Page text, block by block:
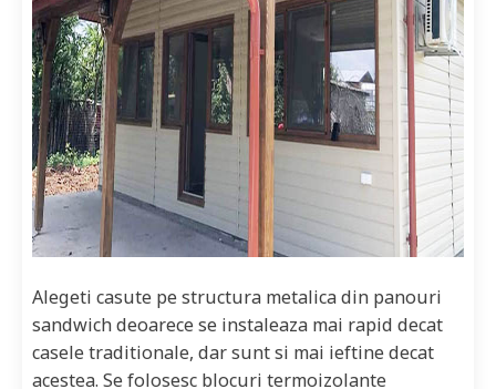
Alegeti casute pe structura metalica din panouri
sandwich deoarece se instaleaza mai rapid decat
casele traditionale, dar sunt si mai ieftine decat
acestea. Se folosesc blocuri termoizolante